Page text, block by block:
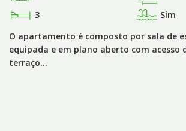
3 Sim
O apartamento é composto por sala de
equipada e em plano aberto com acesso
terraço…